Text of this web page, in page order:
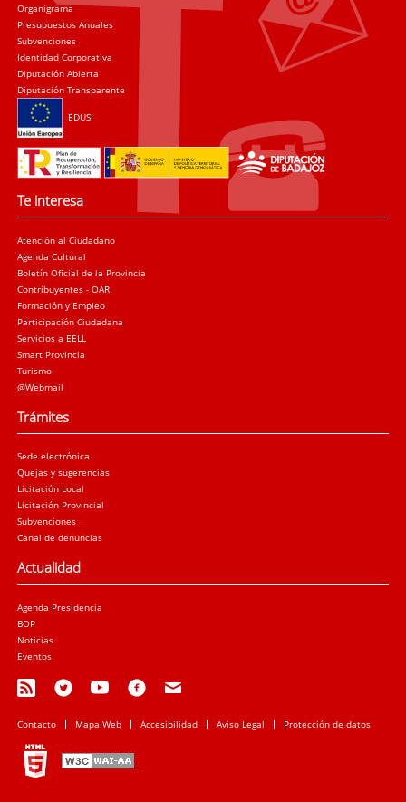
Organigrama
Presupuestos Anuales
Subvenciones
Identidad Corporativa
Diputación Abierta
Diputación Transparente
EDUSI
Te interesa
Atención al Ciudadano
Agenda Cultural
Boletín Oficial de la Provincia
Contribuyentes - OAR
Formación y Empleo
Participación Ciudadana
Servicios a EELL
Smart Provincia
Turismo
@Webmail
Trámites
Sede electrónica
Quejas y sugerencias
Licitación Local
Licitación Provincial
Subvenciones
Canal de denuncias
Actualidad
Agenda Presidencia
BOP
Noticias
Eventos
Contacto Mapa Web Accesibilidad Aviso Legal Protección de datos